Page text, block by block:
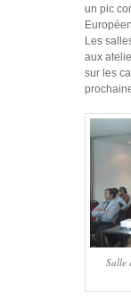
un pic
Les
aux
sur les
Salle